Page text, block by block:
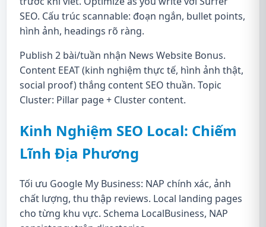
SEO. Cấu trúc scannable: đoạn ngắn, bullet points,
hình ảnh, headings rõ ràng.
Publish 2 bài/tuần nhận News Website Bonus.
Content EEAT (kinh nghiệm thực tế, hình ảnh thật,
social proof) thắng content SEO thuần. Topic
Cluster: Pillar page + Cluster content.
Kinh Nghiệm SEO Local: Chiếm
Lĩnh Địa Phương
Tối ưu Google My Business: NAP chính xác, ảnh
chất lượng, thu thập reviews. Local landing pages
cho từng khu vực. Schema LocalBusiness, NAP